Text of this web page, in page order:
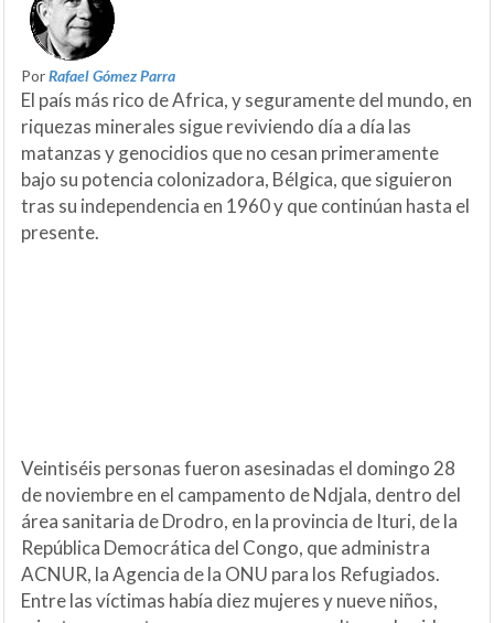
PorRafael Gómez Parra
El país más rico de Africa, y seguramente del mundo, en
riquezas minerales sigue reviviendo día a día las
matanzas y genocidios que no cesan primeramente
bajo su potencia colonizadora, Bélgica, que siguieron
tras su independencia en 1960 y que continúan hasta el
presente.
Veintiséis personas fueron asesinadas el domingo 28
de noviembre en el campamento de Ndjala, dentro del
área sanitaria de Drodro, en la provincia de Ituri, de la
República Democrática del Congo, que administra
ACNUR, la Agencia de la ONU para los Refugiados.
Entre las víctimas había diez mujeres y nueve niños,